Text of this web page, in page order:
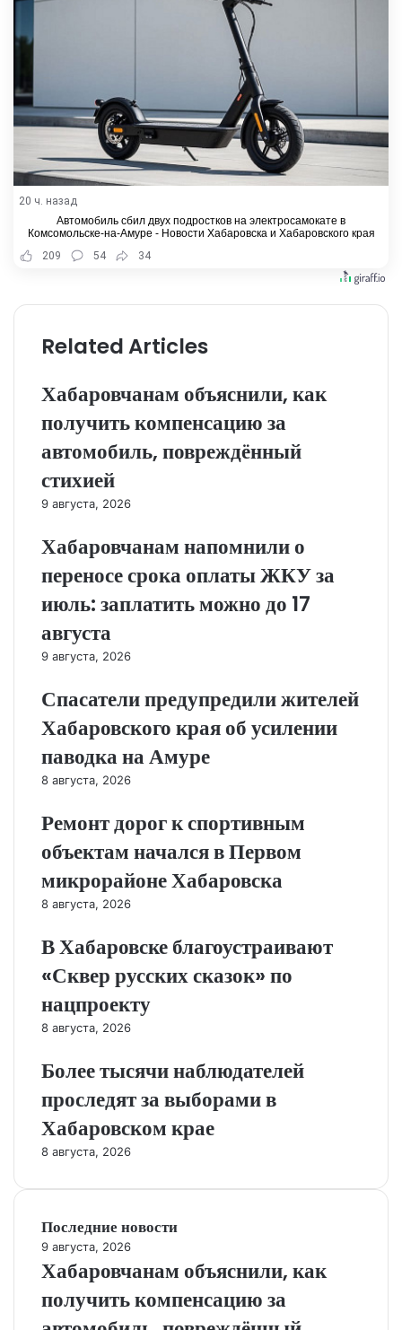
20 ч. назад
Автомобиль сбил двух подростков на электросамокате в
Комсомольске-на-Амуре - Новости Хабаровска и Хабаровского края
209
54 34
Related Articles
Хабаровчанам объяснили, как
получить компенсацию за
автомобиль, повреждённый
стихией
9 августа, 2026
Хабаровчанам напомнили о
переносе срока оплаты ЖКУ за
июль: заплатить можно до 17
августа
9 августа, 2026
Спасатели предупредили жителей
Хабаровского края об усилении
паводка на Амуре
8 августа, 2026
Ремонт дорог к спортивным
объектам начался в Первом
микрорайоне Хабаровска
8 августа, 2026
В Хабаровске благоустраивают
«Сквер русских сказок» по
нацпроекту
8 августа, 2026
Более тысячи наблюдателей
проследят за выборами в
Хабаровском крае
8 августа, 2026
Последние новости
9 августа, 2026
Хабаровчанам объяснили, как
получить компенсацию за